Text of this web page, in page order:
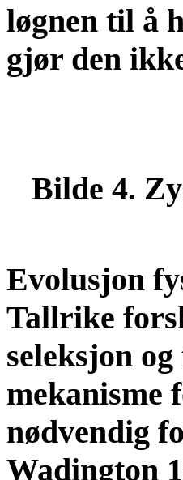
løgnen til å
gjør den
Bilde 4.
Evolusjon
Tallrike
seleksjon
mekanisme
nødvendig
Wadington